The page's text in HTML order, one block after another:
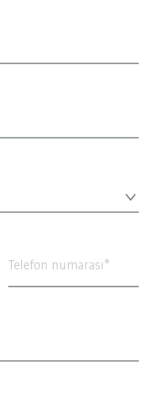
Telefon numarası